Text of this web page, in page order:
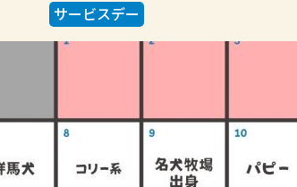
サービスデー